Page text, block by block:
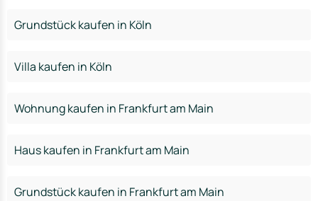
Grundstück kaufen in Köln
Villa kaufen in Köln
Wohnung kaufen in Frankfurt am Main
Haus kaufen in Frankfurt am Main
Grundstück kaufen in Frankfurt am Main